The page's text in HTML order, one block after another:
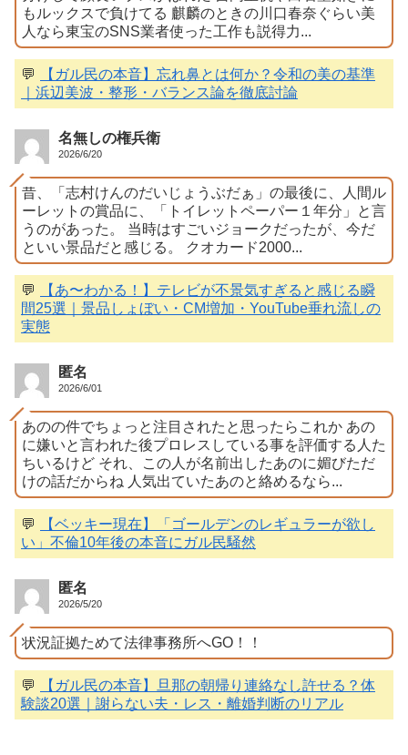
もルックスで負けてる 麒麟のときの川口春奈ぐらい美
人なら東宝のSNS業者使った工作も説得力...
💬
【ガル民の本音】忘れ鼻とは何か？令和の美の基準
｜浜辺美波・整形・バランス論を徹底討論
名無しの権兵衛
2026/6/20
昔、「志村けんのだいじょうぶだぁ」の最後に、人間ル
ーレットの賞品に、「トイレットペーパー１年分」と言
うのがあった。 当時はすごいジョークだったが、今だ
といい景品だと感じる。 クオカード2000...
💬
【あ〜わかる！】テレビが不景気すぎると感じる瞬
間25選｜景品しょぼい・CM増加・YouTube垂れ流しの
実態
匿名
2026/6/01
あのの件でちょっと注目されたと思ったらこれか あの
に嫌いと言われた後プロレスしている事を評価する人た
ちいるけど それ、この人が名前出したあのに媚びただ
けの話だからね 人気出ていたあのと絡めるなら...
💬
【ベッキー現在】「ゴールデンのレギュラーが欲し
い」不倫10年後の本音にガル民騒然
匿名
2026/5/20
状況証拠ためて法律事務所へGO！！
💬
【ガル民の本音】旦那の朝帰り連絡なし許せる？体
験談20選｜謝らない夫・レス・離婚判断のリアル